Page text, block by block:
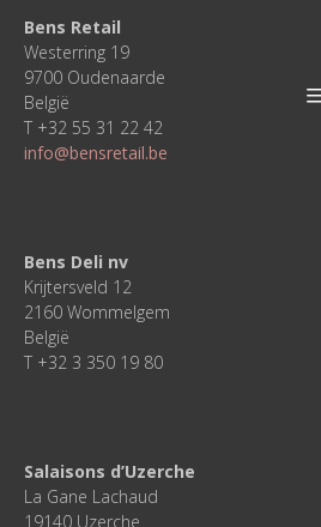
Bens Retail
Westerring 19
9700 Oudenaarde
België
T +32 55 31 22 42
info@bensretail.be
Bens Deli nv
Krijtersveld 12
2160 Wommelgem
België
T +32 3 350 19 80
Salaisons d’Uzerche
La Gane Lachaud
19140 Uzerche